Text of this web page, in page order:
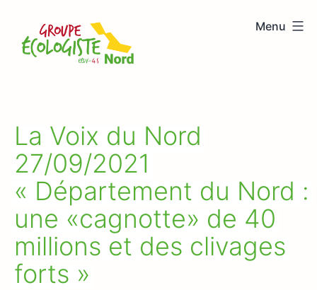
contenu
Groupe
Menu
La Voix du Nord
27/09/2021
« Département du Nord :
une «cagnotte» de 40
millions et des clivages
forts »